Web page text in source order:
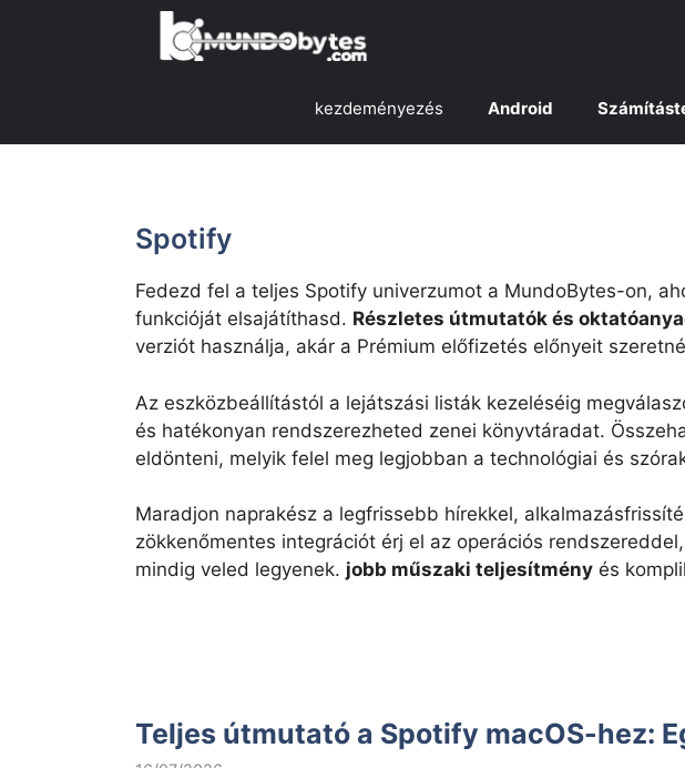
kezdeményezés Android
Spotify
Fedezd fel a teljes Spotify univerzumot a MundoBytes-on,
funkcióját elsajátíthasd. Részletes útmutatók és
verziót használja, akár a Prémium előfizetés előnyeit
Az eszközbeállítástól a lejátszási listák kezeléséig
és hatékonyan rendszerezheted zenei könyvtáradat.
eldönteni, melyik felel meg legjobban a technológiai és
Maradjon naprakész a legfrissebb hírekkel,
zökkenőmentes integrációt érj el az operációs
mindig veled legyenek. jobb műszaki teljesítmény és
Teljes útmutató a Spotify macOS-hez: